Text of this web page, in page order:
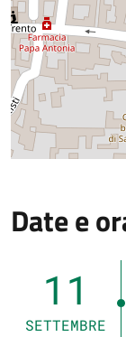
Date e
11
SETTEMBRE